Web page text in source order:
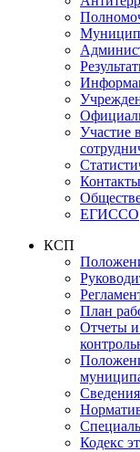
Участие
Контакты
ЕГИССО
КСП
План
Отчеты
Кодекс